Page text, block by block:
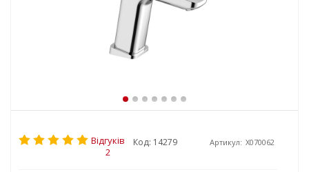
Відгуків
2
Код: 14279 Артикул: X070062